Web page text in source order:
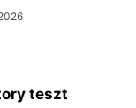
teszt